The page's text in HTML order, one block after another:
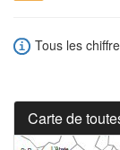
Tous les
Carte de